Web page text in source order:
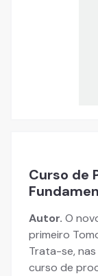
Curso de
Autor. O
primeiro
Trata-se,
curso de